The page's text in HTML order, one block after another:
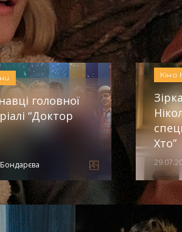
Автор:Аліна Бондарєва
головної
“Доктор
Кіно
Хто”